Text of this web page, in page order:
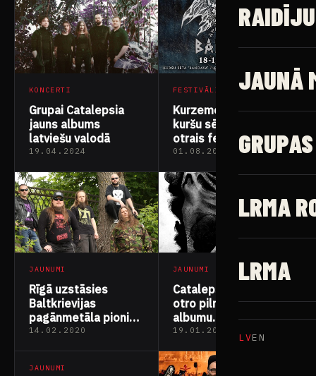
JAUNĀ
GRUPAS
LRMA
LRMA
LVEN
KONCERTI
Grupai Catalepsia
jauns albums
latviešu valodā
19.04.2024
FESTIVĀLI
Kurzemē topošajā
kuršu sētā notiks
otrais festivāls
“Bandava”
01.08.2023
JAUNUMI
Rīgā uzstāsies
Baltkrievijas
pagānmetāla pionieri
“Gods Tower”
14.02.2020
JAUNUMI
Catalepsia izdod
otro pilnmetrāžas
albumu
“Inheritance”
19.01.2020
JAUNUMI